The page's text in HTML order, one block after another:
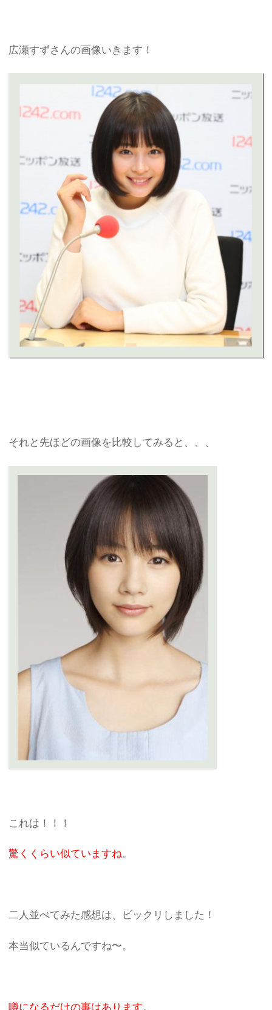
広瀬すずさんの画像いきます！
それと先ほどの画像を比較してみると、、、
これは！！！
驚くくらい似ていますね。
二人並べてみた感想は、ビックリしました！
本当似ているんですね〜。
噂になるだけの事はあります。